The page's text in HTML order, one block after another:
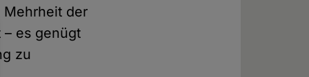
Mehrheit der
es genügt
zu